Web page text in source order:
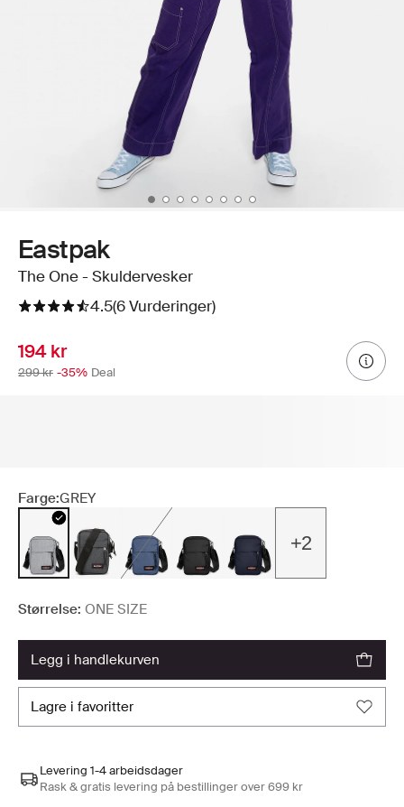
Eastpak
The One - Skuldervesker
4.5(6 Vurderinger)
194 kr
299 kr -35% Deal
Farge:GREY
+2
Størrelse: ONE SIZE
legg i handlekurven
lagre i favoritter
Levering 1-4 arbeidsdager
Rask & gratis levering på bestillinger over 699 kr